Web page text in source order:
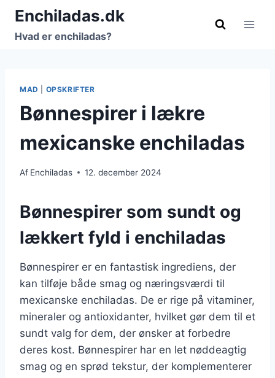
Fortsæt
indhold
Enchiladas.dk
Hvad er enchiladas?
MAD OPSKRIFTER
Bønnespirer i lækre
mexicanske enchiladas
Af Enchiladas 12. december 2024
Bønnespirer som sundt og
lækkert fyld i enchiladas
Bønnespirer er en fantastisk ingrediens, der
kan tilføje både smag og næringsværdi til
mexicanske enchiladas. De er rige på vitaminer,
mineraler og antioxidanter, hvilket gør dem til et
sundt valg for dem, der ønsker at forbedre
deres kost. Bønnespirer har en let nøddeagtig
smag og en sprød tekstur, der komplementerer